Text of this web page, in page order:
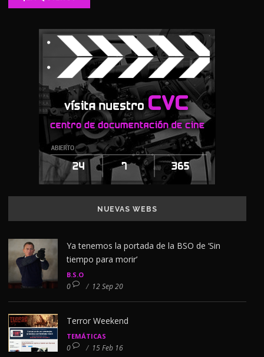
NUEVAS WEBS
Ya tenemos la portada de la BSO de ‘Sin
tiempo para morir’
B.S.O
0 / 12 Sep 20
Terror Weekend
TEMÁTICAS
0 / 15 Feb 16